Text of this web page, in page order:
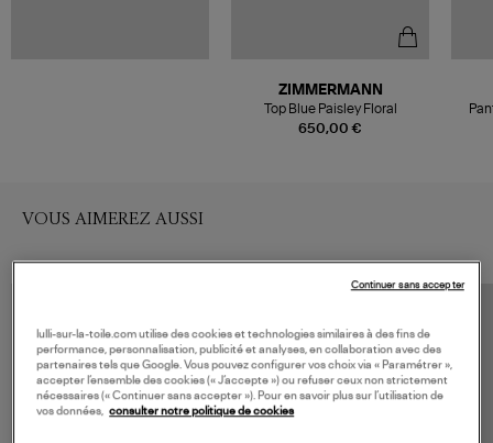
650,00 €
ZIMMERMANN
Top Blue Paisley Floral
VOUS AIMEREZ AUSSI
lulli-sur-la-toile.com utilise des cookies et technologies similaires à des fins de
performance, personnalisation, publicité et analyses, en collaboration avec des
partenaires tels que Google. Vous pouvez configurer vos choix via « Paramétrer »,
accepter l’ensemble des cookies (« J’accepte ») ou refuser ceux non strictement
nécessaires (« Continuer sans accepter »). Pour en savoir plus sur l’utilisation de
vos données, consulter notre politique de cookies
Continuer sans accepter